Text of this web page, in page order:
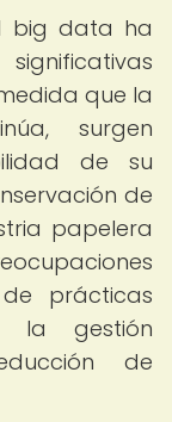
big data ha
que la
surgen
de su
de
papelera
prácticas
la gestión
de